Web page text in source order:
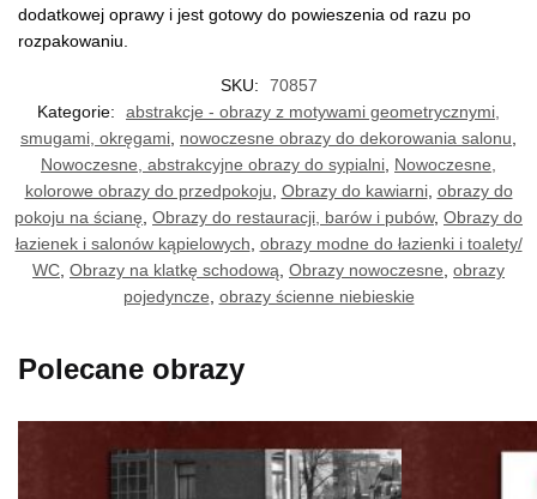
dodatkowej oprawy i jest gotowy do powieszenia od razu po
rozpakowaniu.
SKU:
70857
Kategorie:
abstrakcje - obrazy z motywami geometrycznymi,
smugami, okręgami nowoczesne obrazy do dekorowania salonu
Nowoczesne, abstrakcyjne obrazy do sypialni Nowoczesne,
kolorowe obrazy do przedpokoju Obrazy do kawiarni, obrazy do
pokoju na ścianę Obrazy do restauracji, barów i pubów, Obrazy do
łazienek i salonów kąpielowych obrazy modne do łazienki i toalety/
WC Obrazy na klatkę schodową Obrazy nowoczesne obrazy
pojedyncze obrazy ścienne niebieskie
Polecane obrazy